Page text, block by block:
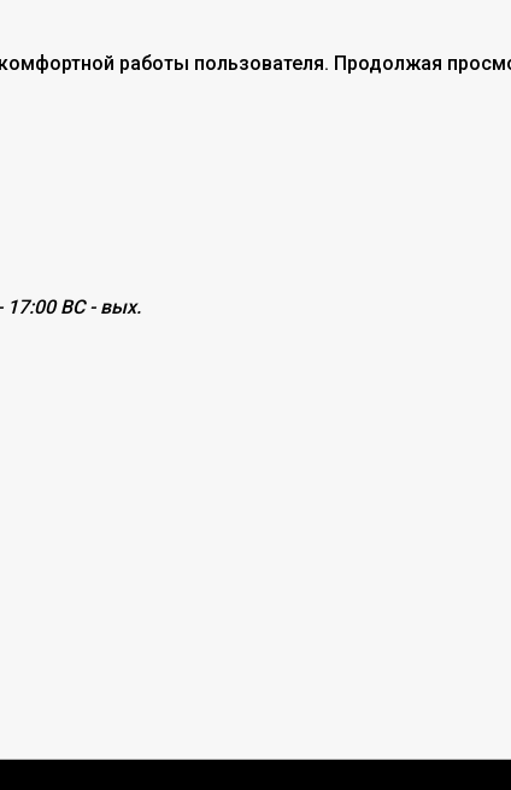
работы пользователя. Продолжая
17:00 ВС - вых.